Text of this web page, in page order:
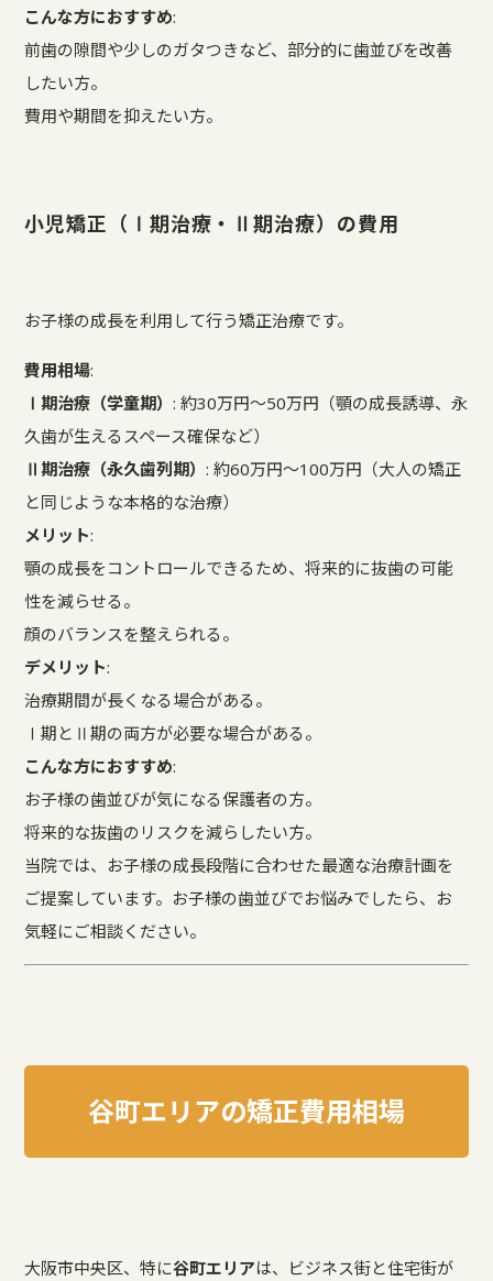
こんな方におすすめ:
前歯の隙間や少しのガタつきなど、部分的に歯並びを改善
したい方。
費用や期間を抑えたい方。
小児矯正（Ⅰ期治療・Ⅱ期治療）の費用
お子様の成長を利用して行う矯正治療です。
費用相場:
Ⅰ期治療（学童期）: 約30万円～50万円（顎の成長誘導、永
久歯が生えるスペース確保など）
Ⅱ期治療（永久歯列期）: 約60万円～100万円（大人の矯正
と同じような本格的な治療）
メリット:
顎の成長をコントロールできるため、将来的に抜歯の可能
性を減らせる。
顔のバランスを整えられる。
デメリット:
治療期間が長くなる場合がある。
Ⅰ期とⅡ期の両方が必要な場合がある。
こんな方におすすめ:
お子様の歯並びが気になる保護者の方。
将来的な抜歯のリスクを減らしたい方。
当院では、お子様の成長段階に合わせた最適な治療計画を
ご提案しています。お子様の歯並びでお悩みでしたら、お
気軽にご相談ください。
谷町エリアの矯正費用相場
大阪市中央区、特に谷町エリアは、ビジネス街と住宅街が